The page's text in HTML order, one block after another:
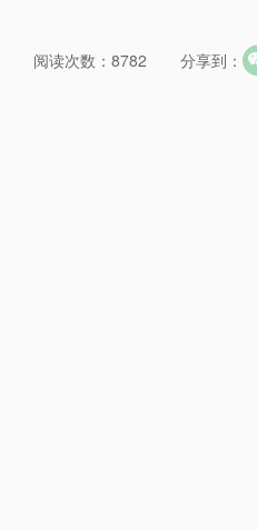
阅读次数：8782 分享到：